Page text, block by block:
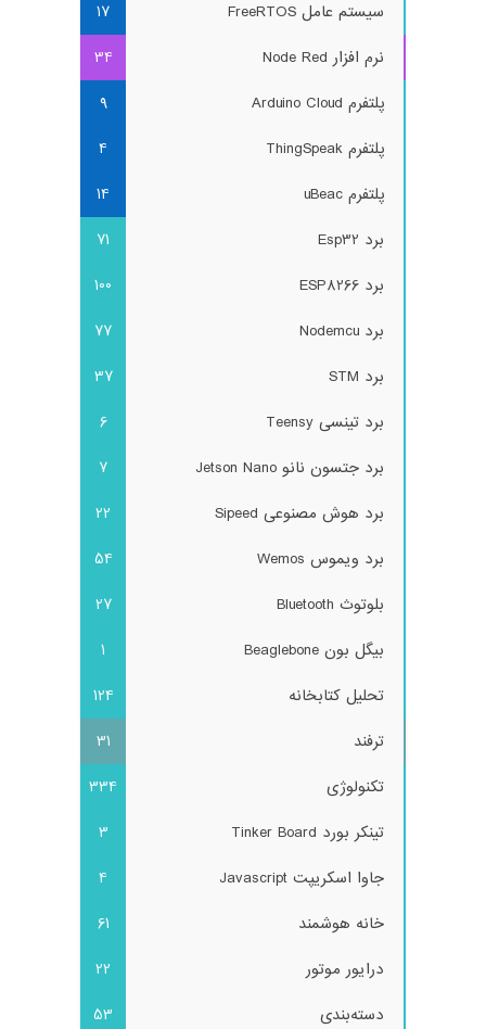
سیستم عامل FreeRTOS
17
نرم افزار Node Red
34
پلتفرم Arduino Cloud
9
پلتفرم ThingSpeak
4
پلتفرم uBeac
14
برد Esp32
71
برد ESP8266
100
برد Nodemcu
77
برد STM
37
برد تینسی Teensy
6
برد جتسون نانو Jetson Nano
7
برد هوش مصنوعی Sipeed
22
برد ویموس Wemos
54
بلوتوث Bluetooth
27
بیگل بون Beaglebone
1
تحلیل کتابخانه
124
ترفند
31
تکنولوژی
334
تینکر بورد Tinker Board
3
جاوا اسکریپت Javascript
4
خانه هوشمند
61
درایور موتور
22
دسته‌بندی
53